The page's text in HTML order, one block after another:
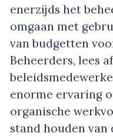
enerzijds het
omgaan met
van budgetten
Beheerders, lees
enorme ervaring
organische
stand houden van